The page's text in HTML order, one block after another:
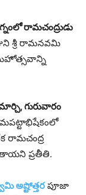
రామచంద్రుడు
శ్రీ రామనవమి
మహోత్సవాన్ని
గురువారం
రామచంద్ర
ప్రతీతి.
అష్టోత్తరపూజా